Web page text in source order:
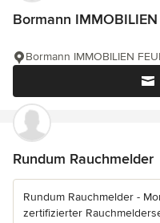
Bormann
Bormann IMMOBILIEN
Rundum Rauchmelder
Rundum Rauchmelder -
zertifizierter